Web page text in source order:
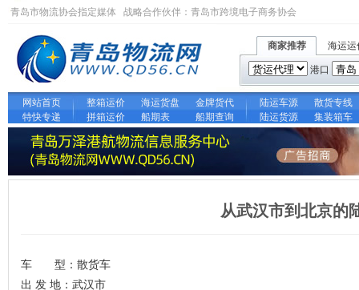
青岛市物流协会指定媒体 战略合作伙伴： 青岛市跨境电子商务协会
商家推荐 海运运
港口
网站首页 整箱运价 海运货盘 金牌货代 陆运车源
散货专线
特快专递
拼箱运价 船期表 船期查询 陆运货源 集装箱车
从武汉市到北京的
车 型：散货车
出 发 地：武汉市